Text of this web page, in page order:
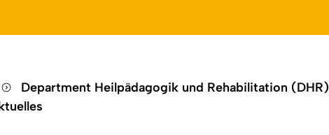
Department Heilpädagogik und Rehabilitation (DHR)